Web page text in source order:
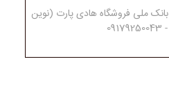
بانک ملی فروشگاه هادی پارت (نوین